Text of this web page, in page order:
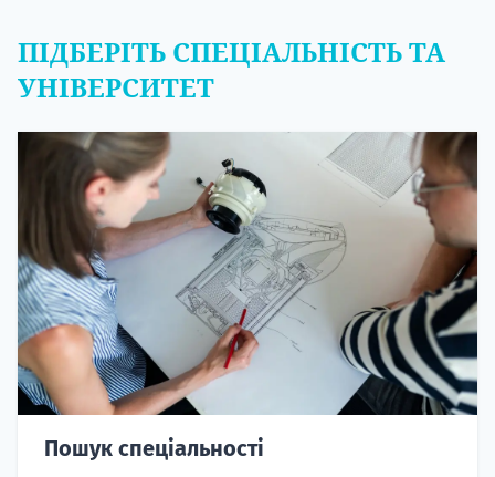
ПІДБЕРІТЬ СПЕЦІАЛЬНІСТЬ ТА
УНІВЕРСИТЕТ
Пошук спеціальності